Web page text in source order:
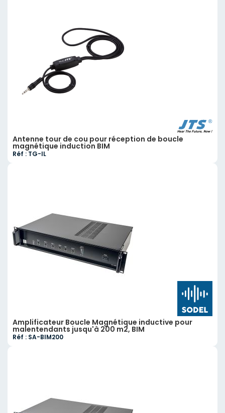
Antenne tour de cou pour réception de boucle
magnétique induction BIM
Réf : TG-IL
Amplificateur Boucle Magnétique inductive pour
malentendants jusqu'à 200 m2, BIM
Réf : SA-BIM200